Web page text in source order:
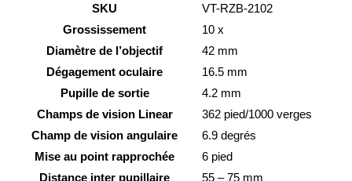
SKU
VT-RZB-2102
Grossissement
10 x
Diamètre de l’objectif
42 mm
Dégagement oculaire
16.5 mm
Pupille de sortie
4.2 mm
Champs de vision Linear
362 pied/1000 verges
Champ de vision angulaire
6.9 degrés
Mise au point rapprochée
6 pied
Distance inter pupillaire
55 – 75 mm